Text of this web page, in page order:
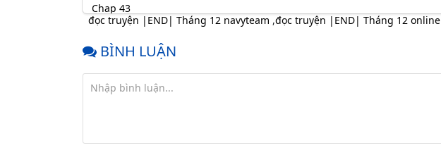
Chap 43
Chap 42
Chap 41
Chap 40
Chap 39
đọc truyện |END| Tháng 12 navyteam ,đọc truyện |END| Tháng 12 online
BÌNH LUẬN